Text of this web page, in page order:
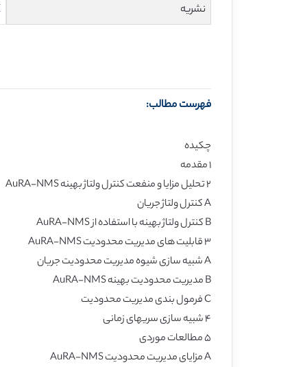
نشریه
فهرست مطالب:
چکیده
۱ مقدمه
۲ تحلیل مزایا و منفعت کنترل ولتاژ بهینه AuRA-NMS
A کنترل ولتاژ جریان
B کنترل ولتاژ بهینه با استفاده از AuRA-NMS
۳ قابلیت های مدیریت محدودیت AuRA-NMS
A شبیه سازی شیوه مدیریت محدودیت جریان
B مدیریت محدودیت بهینه AuRA-NMS
C فرمول بندی مدیریت محدودیت
۴ شبیه سازی سریهای زمانی
۵ مطالعات موردی
A مزایای مدیریت محدودیت AuRA-NMS